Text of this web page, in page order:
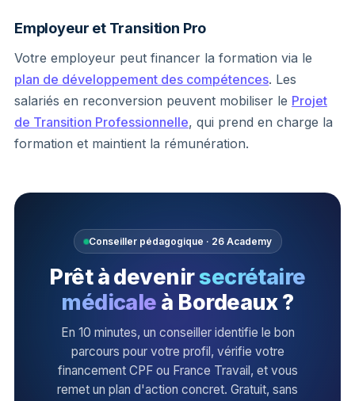
Employeur et Transition Pro
Votre employeur peut financer la formation via le
plan de développement des compétences. Les
salariés en reconversion peuvent mobiliser le Projet
de Transition Professionnelle, qui prend en charge la
formation et maintient la rémunération.
Conseiller pédagogique · 26 Academy
Prêt à devenirsecrétaire
médicale à Bordeaux ?
En 10 minutes, un conseiller identifie le bon
parcours pour votre profil, vérifie votre
financement CPF ou France Travail, et vous
remet un plan d'action concret. Gratuit, sans